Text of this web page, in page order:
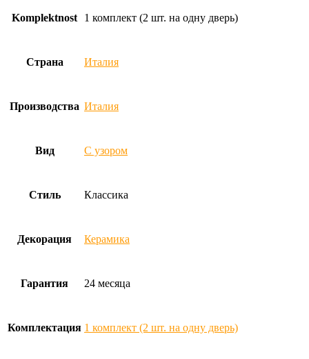
Komplektnost 1 комплект (2 шт. на одну дверь)
Страна Италия
Производства Италия
Вид С узором
Стиль Классика
Декорация Керамика
Гарантия 24 месяца
Комплектация 1 комплект (2 шт. на одну дверь)